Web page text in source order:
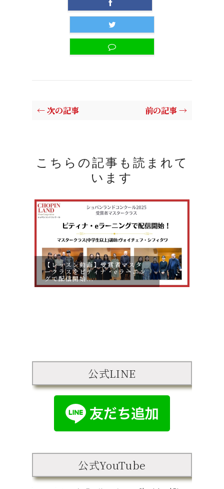
← 次の記事 前の記事 →
こちらの記事も読まれて
います
【レッスン動画】受賞者マスタ
ークラスをピティナ・eラーニン
グで配信開始...
公式LINE
公式YouTube